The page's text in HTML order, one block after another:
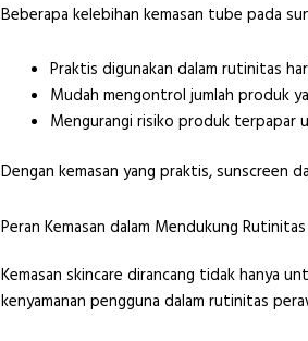
Beberapa kelebihan kemasan tube pada
Praktis digunakan dalam rutinitas
Mudah mengontrol jumlah produk
Mengurangi risiko produk terpapar
Dengan kemasan yang praktis, sunscreen
Peran Kemasan dalam Mendukung
Kemasan skincare dirancang tidak hanya
kenyamanan pengguna dalam rutinitas